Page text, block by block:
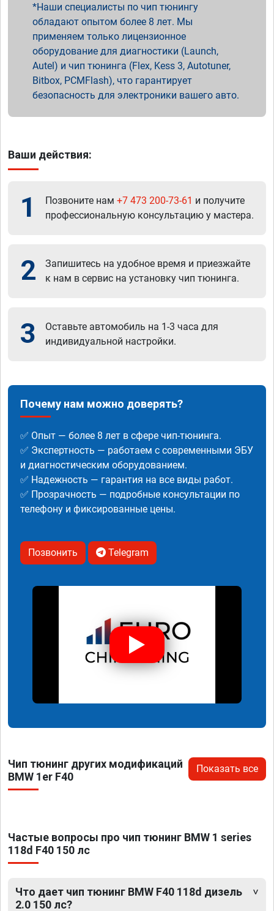
Наши специалисты по чип тюнингу
обладают опытом более 8 лет. Мы
применяем только лицензионное
оборудование для диагностики (Launch,
Autel) и чип тюнинга (Flex, Kess 3, Autotuner,
Bitbox, PCMFlash), что гарантирует
безопасность для электроники вашего авто.
Ваши действия:
1 Позвоните нам +7 473 200-73-61 и получите
профессиональную консультацию у мастера.
2
Запишитесь на удобное время и приезжайте
к нам в сервис на установку чип тюнинга.
3
Оставьте автомобиль на 1-3 часа для
индивидуальной настройки.
Почему нам можно доверять?
✅ Опыт — более 8 лет в сфере чип-тюнинга.
✅ Экспертность — работаем с современными ЭБУ
и диагностическим оборудованием.
✅ Надежность — гарантия на все виды работ.
✅ Прозрачность — подробные консультации по
телефону и фиксированные цены.
Позвонить Telegram
Чип тюнинг других модификаций
BMW 1er F40
Показать все
Частые вопросы про чип тюнинг BMW 1 series
118d F40 150 лс
Что дает чип тюнинг BMW F40 118d дизель
2.0 150 лс?